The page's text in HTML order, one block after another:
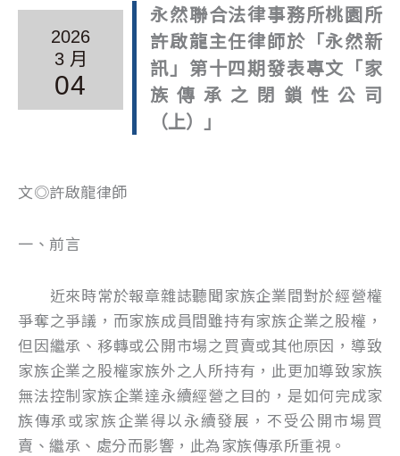
2026
3 月
04
永然聯合法律事務所桃園所
許啟龍主任律師於「永然新
訊」第十四期發表專文「家
族傳承之閉鎖性公司
（上）」
文◎許啟龍律師
一、前言
近來時常於報章雜誌聽聞家族企業間對於經營權
爭奪之爭議，而家族成員間雖持有家族企業之股權，
但因繼承、移轉或公開市場之買賣或其他原因，導致
家族企業之股權家族外之人所持有，此更加導致家族
無法控制家族企業達永續經營之目的，是如何完成家
族傳承或家族企業得以永續發展，不受公開市場買
賣、繼承、處分而影響，此為家族傳承所重視。